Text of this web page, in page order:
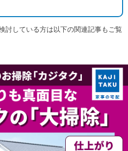
討している方は以下の関連記事もご覧